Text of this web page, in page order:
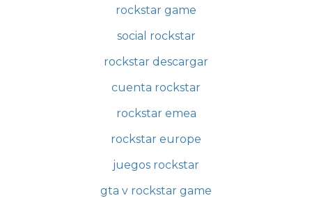
rockstar game
social rockstar
rockstar descargar
cuenta rockstar
rockstar emea
rockstar europe
juegos rockstar
gta v rockstar game